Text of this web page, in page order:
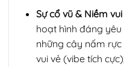
Sự cổ vũ & Niềm
hoạt hình đáng
những cây nấm
vui vẻ (vibe tích